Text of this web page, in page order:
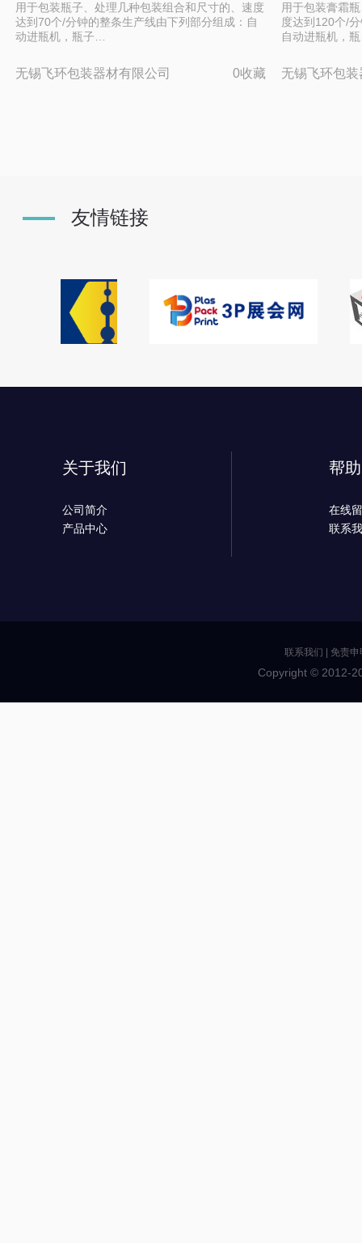
用于包装瓶子、处理几种包装组合和尺寸的、速度
达到70个/分钟的整条生产线由下列部分组成：自
动进瓶机，瓶子…
无锡飞环包装器材有限公司 0收藏
用于包装膏霜
度达到120个/
自动进瓶机，
无锡飞环包
友情链接
关于我们
公司简介
产品中心
帮
在线
联系
联系我们 免责申
Copyright © 2012-